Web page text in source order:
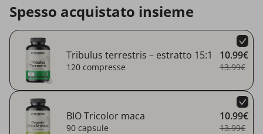
Spesso acquistato insieme
Tribulus terrestris – estratto 15:1
120 compresse
10.99€
13.99€
BIO Tricolor maca
90 capsule
10.99€
13.99€